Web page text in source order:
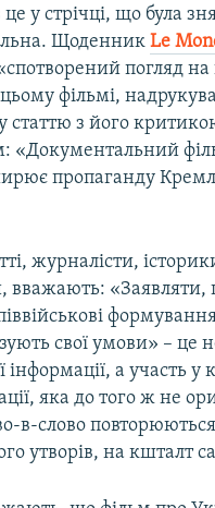
у стрічці, що була
Щоденник Le
погляд на
фільмі,
статтю з його
«Документальний
пропаганду
журналісти,
вважають: «Заявляти,
свої умови» – це
інформації, а участь у
яка до того ж не
в-слово
утворів, на кшталт